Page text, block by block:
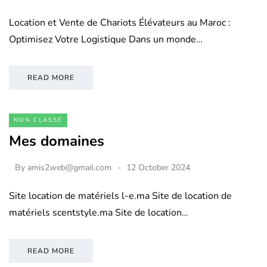
Location et Vente de Chariots Élévateurs au Maroc :
Optimisez Votre Logistique Dans un monde…
READ MORE
NON CLASSÉ
Mes domaines
By amis2web@gmail.com 12 October 2024
Site location de matériels l-e.ma Site de location de
matériels scentstyle.ma Site de location…
READ MORE